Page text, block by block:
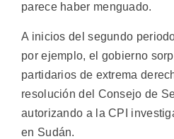
parece haber menguado.
A inicios del segundo
por ejemplo, el gobierno
partidarios de extrema
resolución del Consejo de
autorizando a la CPI
en Sudán.